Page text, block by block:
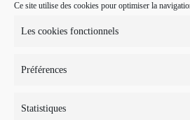
Ce site utilise des cookies pour optimiser la
Les cookies fonctionnels
Préférences
Statistiques
POUR ME CONTACTER…
Mobile :
E-mail :